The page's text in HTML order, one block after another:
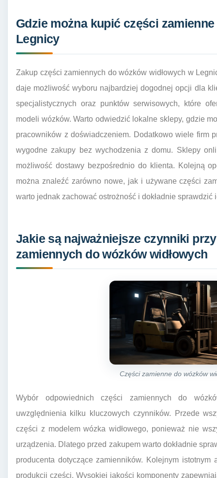
Gdzie można kupić części
Legnicy
Zakup części zamiennych do wózków widłowych w
daje możliwość wyboru najbardziej dogodnej opcji dla
specjalistycznych oraz punktów serwisowych, które
modeli wózków. Warto odwiedzić lokalne sklepy, gdzie
pracowników z doświadczeniem. Dodatkowo wiele firm
wygodne zakupy bez wychodzenia z domu. Sklepy
możliwość dostawy bezpośrednio do klienta. Kolejną
można znaleźć zarówno nowe, jak i używane części
warto jednak zachować ostrożność i dokładnie sprawdzić
Jakie są najważniejsze czynniki
zamiennych do wózków widłowych
Części zamienne do wózków
Wybór odpowiednich części zamiennych do
uwzględnienia kilku kluczowych czynników. Przede
części z modelem wózka widłowego, ponieważ nie
urządzenia. Dlatego przed zakupem warto dokładnie
producenta dotyczące zamienników. Kolejnym istotnym
produkcji części. Wysokiej jakości komponenty